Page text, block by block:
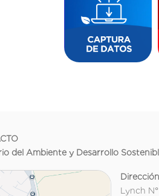
del Ambiente y Desarrollo
Dirección
Lynch